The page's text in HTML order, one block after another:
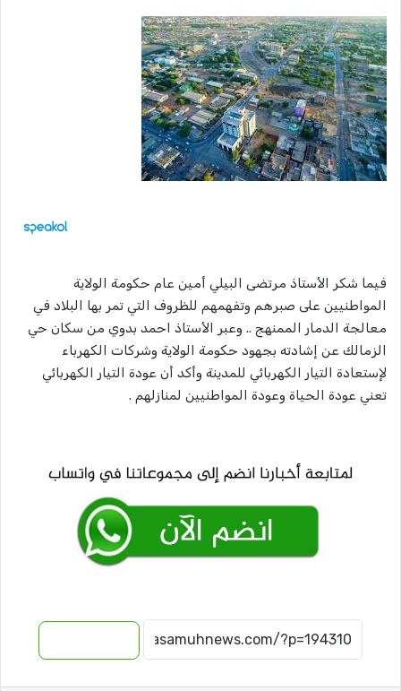
فيما شكر الأستاذ مرتضى البيلي أمين عام حكومة الولاية
المواطنيين على صبرهم وتفهمهم للظروف التي تمر بها البلاد في
معالجة الدمار الممنهج .. وعبر الأستاذ احمد بدوي من سكان حي
الزمالك عن إشادته بجهود حكومة الولاية وشركات الكهرباء
لإستعادة التيار الكهربائي للمدينة وأكد أن عودة التيار الكهربائي
تعني عودة الحياة وعودة المواطنيين لمنازلهم .